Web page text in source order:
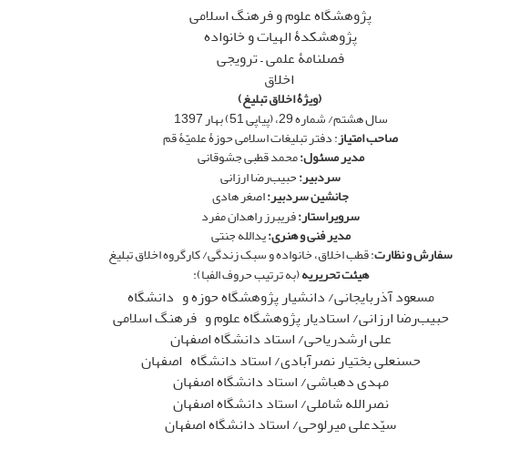
پژوهشگاه علوم و فرهنگ اسلامی
پژوهشکدۀ الهیات و خانواده
فصلنامۀ علمی – ترویجی
اخلاق
(ویژۀ اخلاق تبلیغ)
سال هشتم/ شماره 29، (پیاپی 51) بهار 1397
صاحب امتیاز: دفتر تبلیغات اسلامی حوزۀ علمیّۀ قم
مدیر مسئول:محمد قطبی جشوقانی
سردبیر:حبیب‌رضا ارزانی
جانشین سردبیر:اصغر هادی
سرویراستار:فریبرز راهدان مفرد
مدیر فنی و هنری:یدالله جنتی
سفارش و نظارت: قطب اخلاق، خانواده و سبک زندگی/ کارگروه اخلاق تبلیغ
هیئت تحریریه(به ترتیب حروف الفبا):
مسعود آذربایجانی/ دانشیار پژوهشگاه حوزه و دانشگاه
حبیب‌رضا ارزانی/ استادیار پژوهشگاه علوم و فرهنگ اسلامی
علی‌ ارشدریاحی/ استاد دانشگاه اصفهان
حسنعلی بختیار نصرآبادی/ استاد دانشگاه اصفهان
مهدی دهباشی/ استاد دانشگاه اصفهان
نصرالله شاملی/ استاد دانشگاه اصفهان
سیّدعلی میرلوحی/ استاد دانشگاه اصفهان